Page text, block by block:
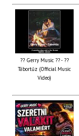
?? Gerry Music ?? - ??
Tábortűz (Official Music
Video)